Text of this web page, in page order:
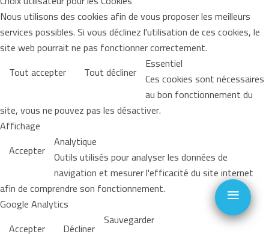
Nous utilisons des cookies afin de vous proposer les meilleurs
services possibles. Si vous déclinez l'utilisation de ces cookies, le
site web pourrait ne pas fonctionner correctement.
Tout accepter
Tout décliner Essentiel
Ces cookies sont nécessaires
au bon fonctionnement du
site, vous ne pouvez pas les désactiver.
Affichage
Accepter Analytique
Outils utilisés pour analyser les données de
navigation et mesurer l'efficacité du site internet
afin de comprendre son fonctionnement.
Google Analytics
Accepter
Décliner Sauvegarder
≡